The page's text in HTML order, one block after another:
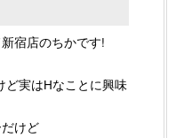
宿店のちかです!
ど実はHなことに興味
けど